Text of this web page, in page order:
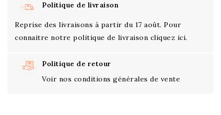
Politique de livraison
Reprise des livraisons à partir du 17 août. Pour
connaitre notre politique de livraison cliquez ici.
Politique de retour
Voir nos conditions générales de vente